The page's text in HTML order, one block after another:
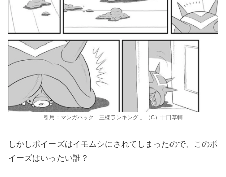
引用：マンガハック「王様ランキング 」（C）十日草輔
しかしポイーズはイモムシにされてしまったので、このポ
イーズはいったい誰？